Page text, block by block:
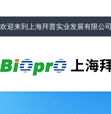
欢迎来到 上海拜普实业发展有限公司